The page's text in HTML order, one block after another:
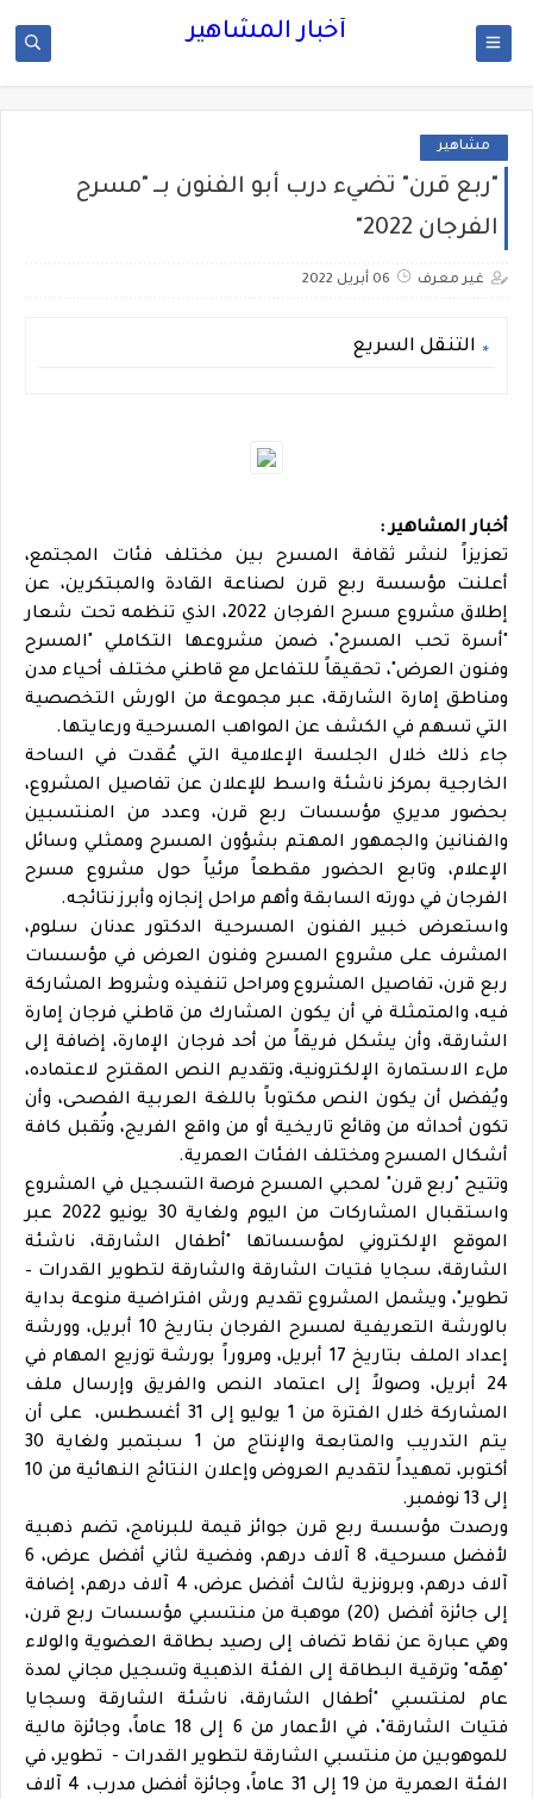
أخبار المشاهير
مشاهير
"ربع قرن" تضيء درب أبو الفنون بــ "مسرح
الفرجان 2022"
غير معرف 06 أبريل 2022
التنقل السريع
أخبار المشاهير :
تعزيزاً لنشر ثقافة المسرح بين مختلف فئات المجتمع،
أعلنت مؤسسة ربع قرن لصناعة القادة والمبتكرين، عن
إطلاق مشروع مسرح الفرجان 2022، الذي تنظمه تحت شعار
"أسرة تحب المسرح"، ضمن مشروعها التكاملي "المسرح
وفنون العرض"، تحقيقاً للتفاعل مع قاطني مختلف أحياء مدن
ومناطق إمارة الشارقة، عبر مجموعة من الورش التخصصية
التي تسهم في الكشف عن المواهب المسرحية ورعايتها.
جاء ذلك خلال الجلسة الإعلامية التي عُقدت في الساحة
الخارجية بمركز ناشئة واسط للإعلان عن تفاصيل المشروع،
بحضور مديري مؤسسات ربع قرن، وعدد من المنتسبين
والفنانين والجمهور المهتم بشؤون المسرح وممثلي وسائل
الإعلام، وتابع الحضور مقطعاً مرئياً حول مشروع مسرح
الفرجان في دورته السابقة وأهم مراحل إنجازه وأبرز نتائجه.
واستعرض خبير الفنون المسرحية الدكتور عدنان سلوم،
المشرف على مشروع المسرح وفنون العرض في مؤسسات
ربع قرن، تفاصيل المشروع ومراحل تنفيذه وشروط المشاركة
فيه، والمتمثلة في أن يكون المشارك من قاطني فرجان إمارة
الشارقة، وأن يشكل فريقاً من أحد فرجان الإمارة، إضافة إلى
ملء الاستمارة الإلكترونية، وتقديم النص المقترح لاعتماده،
ويُفضل أن يكون النص مكتوباً باللغة العربية الفصحى، وأن
تكون أحداثه من وقائع تاريخية أو من واقع الفريج، وتُقبل كافة
أشكال المسرح ومختلف الفئات العمرية.
وتتيح "ربع قرن" لمحبي المسرح فرصة التسجيل في المشروع
واستقبال المشاركات من اليوم ولغاية 30 يونيو 2022 عبر
الموقع الإلكتروني لمؤسساتها "أطفال الشارقة، ناشئة
الشارقة، سجايا فتيات الشارقة والشارقة لتطوير القدرات –
تطوير"، ويشمل المشروع تقديم ورش افتراضية منوعة بداية
بالورشة التعريفية لمسرح الفرجان بتاريخ 10 أبريل، وورشة
إعداد الملف بتاريخ 17 أبريل، ومروراً بورشة توزيع المهام في
24 أبريل، وصولاً إلى اعتماد النص والفريق وإرسال ملف
المشاركة خلال الفترة من 1 يوليو إلى 31 أغسطس، على أن
يتم التدريب والمتابعة والإنتاج من 1 سبتمبر ولغاية 30
أكتوبر، تمهيداً لتقديم العروض وإعلان النتائج النهائية من 10
إلى 13 نوفمبر.
ورصدت مؤسسة ربع قرن جوائز قيمة للبرنامج، تضم ذهبية
لأفضل مسرحية، 8 آلاف درهم، وفضية لثاني أفضل عرض، 6
آلاف درهم، وبرونزية لثالث أفضل عرض، 4 آلاف درهم، إضافة
إلى جائزة أفضل (20) موهبة من منتسبي مؤسسات ربع قرن،
وهي عبارة عن نقاط تضاف إلى رصيد بطاقة العضوية والولاء
"هِمّه" وترقية البطاقة إلى الفئة الذهبية وتسجيل مجاني لمدة
عام لمنتسبي "أطفال الشارقة، ناشئة الشارقة وسجايا
فتيات الشارقة"، في الأعمار من 6 إلى 18 عاماً، وجائزة مالية
للموهوبين من منتسبي الشارقة لتطوير القدرات - تطوير، في
الفئة العمرية من 19 إلى 31 عاماً، وجائزة أفضل مدرب، 4 آلاف